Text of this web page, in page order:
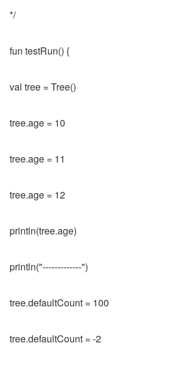
*/
fun testRun() {
val tree = Tree()
tree.age = 10
tree.age = 11
tree.age = 12
println(tree.age)
println("-------------")
tree.defaultCount = 100
tree.defaultCount = -2